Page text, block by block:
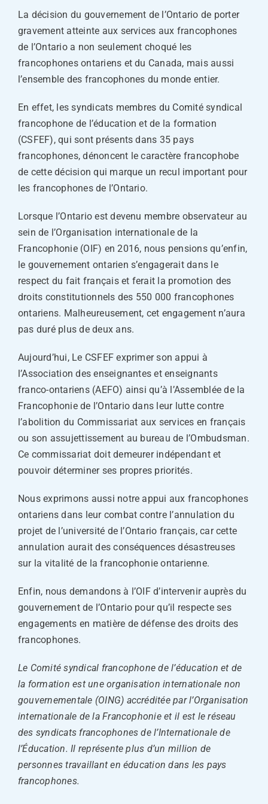
La décision du gouvernement de l’Ontario de porter
gravement atteinte aux services aux francophones
de l’Ontario a non seulement choqué les
francophones ontariens et du Canada, mais aussi
l’ensemble des francophones du monde entier.
En effet, les syndicats membres du Comité syndical
francophone de l’éducation et de la formation
(CSFEF), qui sont présents dans 35 pays
francophones, dénoncent le caractère francophobe
de cette décision qui marque un recul important pour
les francophones de l’Ontario.
Lorsque l’Ontario est devenu membre observateur au
sein de l’Organisation internationale de la
Francophonie (OIF) en 2016, nous pensions qu’enfin,
le gouvernement ontarien s’engagerait dans le
respect du fait français et ferait la promotion des
droits constitutionnels des 550 000 francophones
ontariens. Malheureusement, cet engagement n’aura
pas duré plus de deux ans.
Aujourd’hui, Le CSFEF exprimer son appui à
l’Association des enseignantes et enseignants
franco-ontariens (AEFO) ainsi qu’à l’Assemblée de la
Francophonie de l’Ontario dans leur lutte contre
l’abolition du Commissariat aux services en français
ou son assujettissement au bureau de l’Ombudsman.
Ce commissariat doit demeurer indépendant et
pouvoir déterminer ses propres priorités.
Nous exprimons aussi notre appui aux francophones
ontariens dans leur combat contre l’annulation du
projet de l’université de l’Ontario français, car cette
annulation aurait des conséquences désastreuses
sur la vitalité de la francophonie ontarienne.
Enfin, nous demandons à l’OIF d’intervenir auprès du
gouvernement de l’Ontario pour qu’il respecte ses
engagements en matière de défense des droits des
francophones.
Le Comité syndical francophone de l’éducation et de
la formation est une organisation internationale non
gouvernementale (OING) accréditée par l’Organisation
internationale de la Francophonie et il est le réseau
des syndicats francophones de l’Internationale de
l’Éducation. Il représente plus d’un million de
personnes travaillant en éducation dans les pays
francophones.